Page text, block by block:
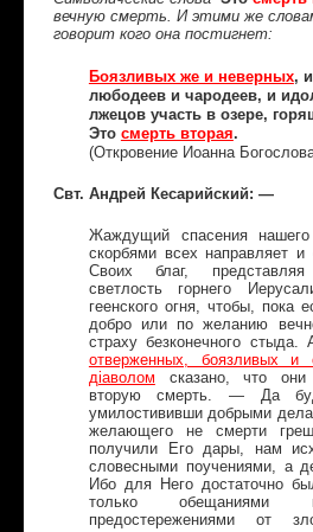
вечную смерть. И этими же
говорит кого она постигнет:
Боязливых же и неверных,
любодеев и чародеев, и
лжецов участь в озере,
Это смерть вторая.
(Откровение Иоанна
Свт. Андрей Кесарийский: —
Жаждущий спасения
скорбями всех направляет
Своих благ,
светлость горнего
геенского огня, чтобы, пока
добро или по желанию
страху безконечного
отверженных, боязливых
дiаволом сказано, что
вторую смерть. — Да
умилостививши добрыми
желающего не смерти
получили Его дары, нам
словесными поучениями, а
Ибо для Него достаточно
только
предостережениями от